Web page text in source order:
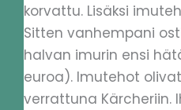
korvattu. Lisäksi
Sitten vanhempani
halvan imurin ensi
euroa). Imutehot
verrattuna Kärcheriin.